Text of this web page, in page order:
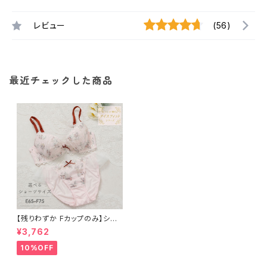
レビュー (56)
最近チェックした商品
【残りわずか Fカップのみ】ショ
ーツサイズが選べる【E・F】アモ
ーレ ブラ＆ショーツセット
¥3,762
10%OFF